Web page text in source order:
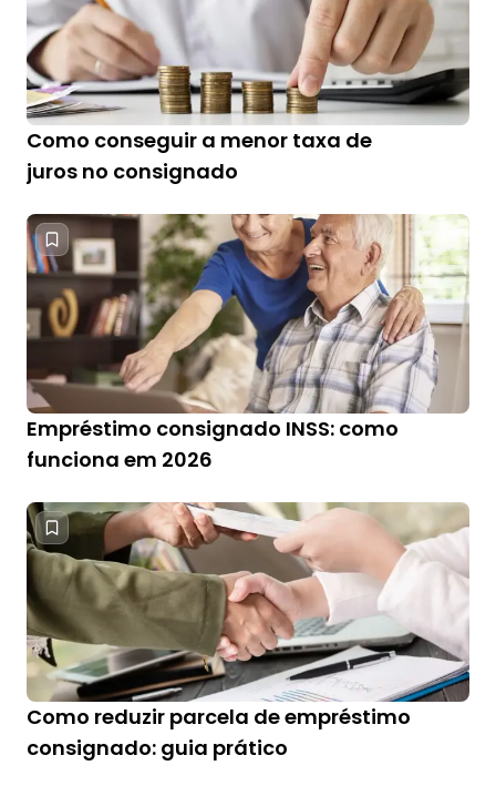
Como conseguir a menor taxa de
juros no consignado
Empréstimo consignado INSS: como
funciona em 2026
Como reduzir parcela de empréstimo
consignado: guia prático